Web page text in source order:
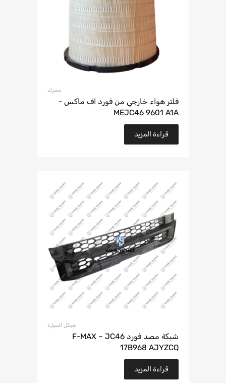
محرك
فلتر هواء خارجي من فورد اف ماكس -
MEJC46 9601 A1A
قراءة المزيد
هيكل السيارة
شبكة مصد فورد F-MAX – JC46
17B968 AJYZCQ
قراءة المزيد